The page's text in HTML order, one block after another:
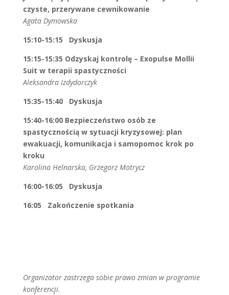
czyste, przerywane cewnikowanie
Agata Dymowska
15:10-15:15 Dyskusja
15:15-15:35 Odzyskaj kontrolę – Exopulse Mollii
Suit w terapii spastyczności
Aleksandra Izdydorczyk
15:35-15:40 Dyskusja
15:40-16:00 Bezpieczeństwo osób ze
spastycznością w sytuacji kryzysowej: plan
ewakuacji, komunikacja i samopomoc krok po
kroku
Karolina Helnarska, Grzegorz Motrycz
16:00-16:05 Dyskusja
16:05 Zakończenie spotkania
Organizator zastrzega sobie prawo zmian w programie
konferencji.